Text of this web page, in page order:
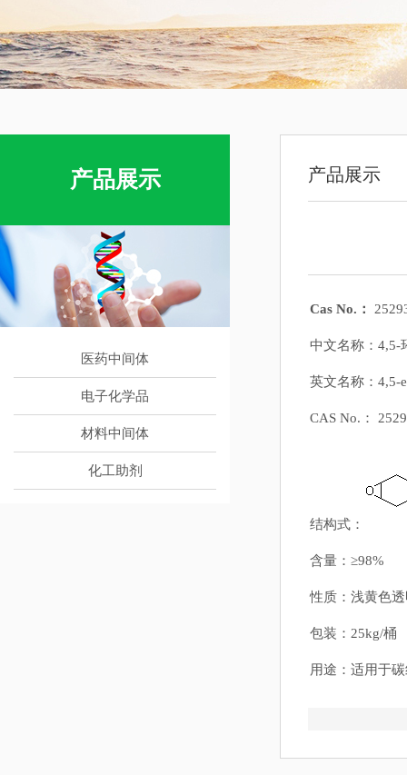
产品展示
医药中间体
电子化学品
材料中间体
化工助剂
产品展示
Cas No.：
中文名称：4,5-
英文名称：4,5-
CAS No.：
结构式：
含量：≥98%
性质：浅黄色
包装：25kg/桶
用途：适用于‌